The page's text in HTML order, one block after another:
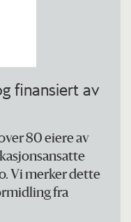
finansiert av
80 eiere av
Vi merker dette
fra